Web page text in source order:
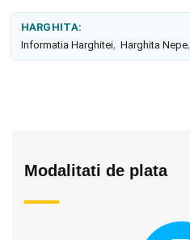
HARGHITA:
Informatia Harghitei, Harghita Nepe,
Modalitati de plata